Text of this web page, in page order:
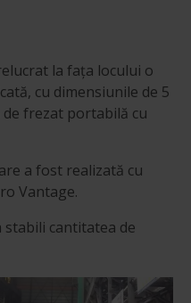
la fața locului o
cu dimensiunile de 5
de frezat portabilă cu
a fost realizată cu
Vantage.
cantitatea de